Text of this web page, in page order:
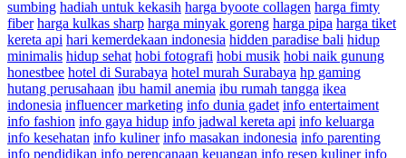
sumbing hadiah untuk kekasih harga byoote collagen harga fimty
fiber harga kulkas sharp harga minyak goreng harga pipa harga tiket
kereta api hari kemerdekaan indonesia hidden paradise bali hidup
minimalis hidup sehat hobi fotografi hobi musik hobi naik gunung
honestbee hotel di Surabaya hotel murah Surabaya hp gaming
hutang perusahaan ibu hamil anemia ibu rumah tangga ikea
indonesia influencer marketing info dunia gadet info entertaiment
info fashion info gaya hidup info jadwal kereta api info keluarga
info kesehatan info kuliner info masakan indonesia info parenting
info pendidikan info perencanaan keuangan info resep kuliner info